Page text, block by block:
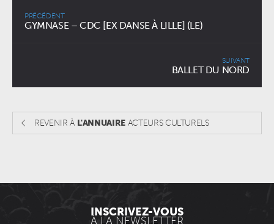
PRÉCÉDENT
GYMNASE – CDC [EX DANSE À LILLE] (LE)
SUIVANT
BALLET DU NORD
REVENIR À L'ANNUAIRE ACTEURS CULTURELS
INSCRIVEZ-VOUS
À LA NEWSLETTER